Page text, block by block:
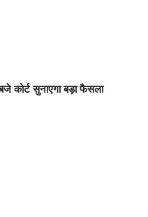
कोर्ट सुनाएगा बड़ा फैसला